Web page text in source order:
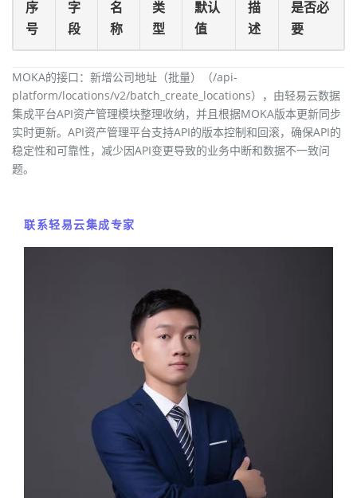
序
号
字
段
名
称
类
型
默认
值
描
述
是否必
要
MOKA的接口：新增公司地址（批量）（/api-
platform/locations/v2/batch_create_locations），由轻易云数据
集成平台API资产管理模块整理收纳，并且根据MOKA版本更新同步
实时更新。API资产管理平台支持API的版本控制和回滚，确保API的
稳定性和可靠性，减少因API变更导致的业务中断和数据不一致问
题。
联系轻易云集成专家